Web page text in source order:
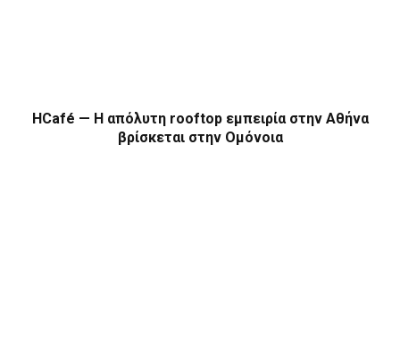
HCafé — Η απόλυτη rooftop εμπειρία στην Αθήνα
βρίσκεται στην Ομόνοια